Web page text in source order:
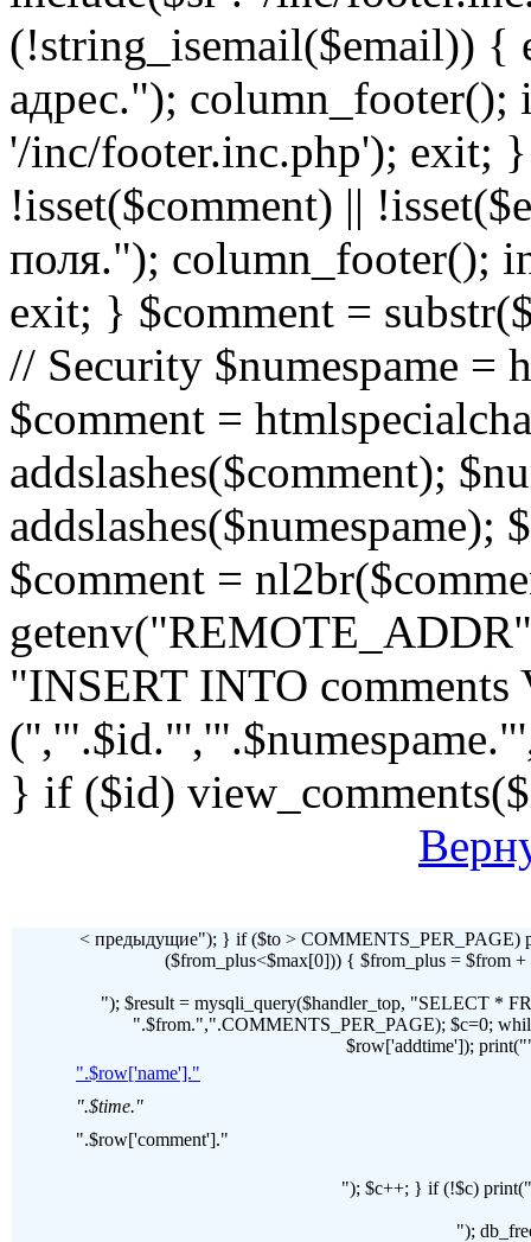
(!string_isemail($email)) {
адрес."); column_footer();
'/inc/footer.inc.php'); exit;
!isset($comment) ||
поля."); column_footer();
exit; } $comment =
// Security $numespame =
$comment =
addslashes($comment);
addslashes($numespame);
$comment =
"INSERT INTO comments
} if ($id)
< предыдущие"); } if ($to > COMMENTS_PER_PAGE)
($from_plus<$max[0])) { $from_plus = $from
"); $result = mysqli_query($handler_top, "SELECT *
".$from.",".COMMENTS_PER_PAGE); $c=0;
$row['addtime']);
".$row['name']."
".$time."
".$row['comment']."
"); $c++; } if (!$c)
");